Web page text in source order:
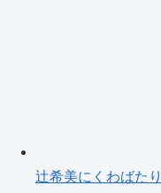
辻希美にくわばた